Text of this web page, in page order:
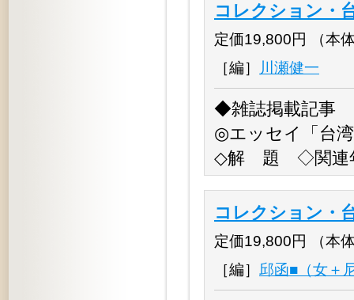
コレクション・
定価19,800円 （本
［編］
川瀬健一
◆雑誌掲載記事
◎エッセイ「台
◇解 題 ◇関連
コレクション・
定価19,800円 （本
［編］ 邱函■（女＋